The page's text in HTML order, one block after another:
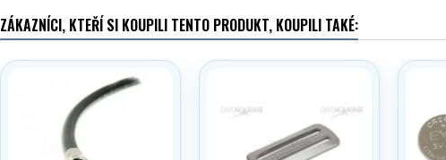
ZÁKAZNÍCI, KTEŘÍ SI KOUPILI TENTO PRODUKT, KOUPILI TAKÉ: